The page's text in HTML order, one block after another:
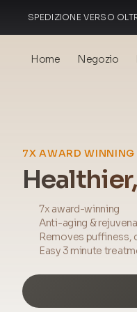
SPEDIZIONE VERSO
Home Negozio
7X AWARD WINNING
7x award-winning
Anti-aging &
Removes puffiness,
Easy 3 minute